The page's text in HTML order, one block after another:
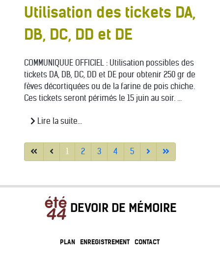
Utilisation des tickets DA,
DB, DC, DD et DE
COMMUNIQUUE OFFICIEL : Utilisation possibles des
tickets DA, DB, DC, DD et DE pour obtenir 250 gr de
fèves décortiquées ou de la farine de pois chiche.
Ces tickets seront périmés le 15 juin au soir. ...
Lire la suite...
1 2 3 4 5
DEVOIR DE MÉMOIRE
PLAN ENREGISTREMENT CONTACT